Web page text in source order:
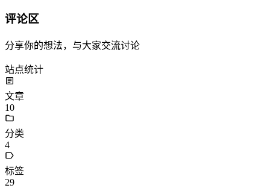
评论区
分享你的想法，与大家交流讨论
站点统计
文章
10
分类
4
标签
29